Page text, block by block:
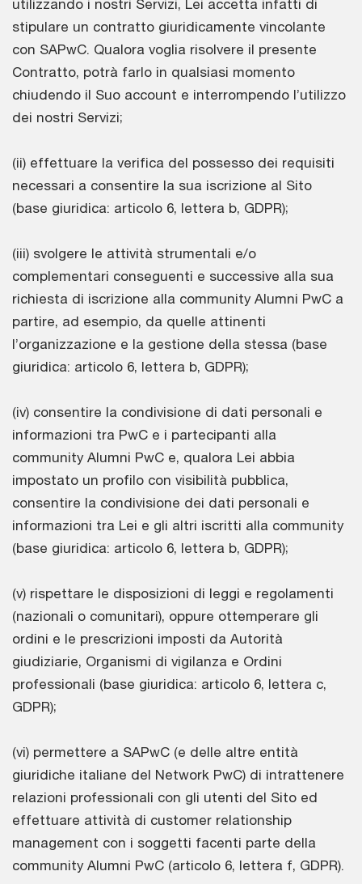
utilizzando i nostri Servizi, Lei accetta infatti di
stipulare un contratto giuridicamente vincolante
con SAPwC. Qualora voglia risolvere il presente
Contratto, potrà farlo in qualsiasi momento
chiudendo il Suo account e interrompendo l’utilizzo
dei nostri Servizi;
(ii) effettuare la verifica del possesso dei requisiti
necessari a consentire la sua iscrizione al Sito
(base giuridica: articolo 6, lettera b, GDPR);
(iii) svolgere le attività strumentali e/o
complementari conseguenti e successive alla sua
richiesta di iscrizione alla community Alumni PwC a
partire, ad esempio, da quelle attinenti
l’organizzazione e la gestione della stessa (base
giuridica: articolo 6, lettera b, GDPR);
(iv) consentire la condivisione di dati personali e
informazioni tra PwC e i partecipanti alla
community Alumni PwC e, qualora Lei abbia
impostato un profilo con visibilità pubblica,
consentire la condivisione dei dati personali e
informazioni tra Lei e gli altri iscritti alla community
(base giuridica: articolo 6, lettera b, GDPR);
(v) rispettare le disposizioni di leggi e regolamenti
(nazionali o comunitari), oppure ottemperare gli
ordini e le prescrizioni imposti da Autorità
giudiziarie, Organismi di vigilanza e Ordini
professionali (base giuridica: articolo 6, lettera c,
GDPR);
(vi) permettere a SAPwC (e delle altre entità
giuridiche italiane del Network PwC) di intrattenere
relazioni professionali con gli utenti del Sito ed
effettuare attività di customer relationship
management con i soggetti facenti parte della
community Alumni PwC (articolo 6, lettera f, GDPR).